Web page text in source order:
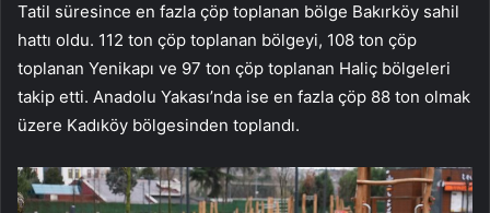
Tatil süresince en fazla çöp toplanan bölge Bakırköy sahil
hattı oldu. 112 ton çöp toplanan bölgeyi, 108 ton çöp
toplanan Yenikapı ve 97 ton çöp toplanan Haliç bölgeleri
takip etti. Anadolu Yakası’nda ise en fazla çöp 88 ton olmak
üzere Kadıköy bölgesinden toplandı.